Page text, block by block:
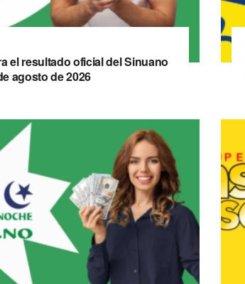
el resultado oficial del Sinuano
agosto de 2026